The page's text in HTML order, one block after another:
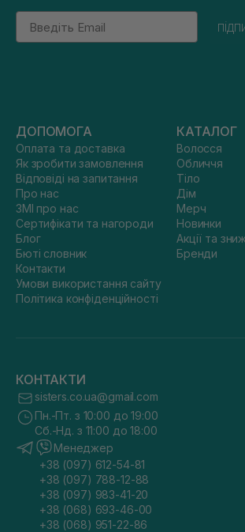
Email
ДОПОМОГА
Оплата та доставка
Як зробити замовлення
Відповіді на запитання
Про нас
ЗМІ про нас
Сертифікати та нагороди
Блог
Бюті словник
Контакти
Умови використання сайту
Політика конфіденційності
КАТАЛОГ
Волосся
Обличчя
Тіло
Дім
Мерч
Новинки
Акції та
Бренди
КОНТАКТИ
sisters.co.ua@gmail.com
Пн.-Пт. з 10:00 до 19:00
Сб.-Нд. з 11:00 до 18:00
Менеджер
+38 (097) 612-54-81
+38 (097) 788-12-88
+38 (097) 983-41-20
+38 (068) 693-46-00
+38 (068) 951-22-86